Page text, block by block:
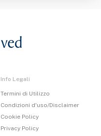
Info Legali
Termini di Utilizzo
Condizioni d'uso/Disclaimer
Cookie Policy
Privacy Policy